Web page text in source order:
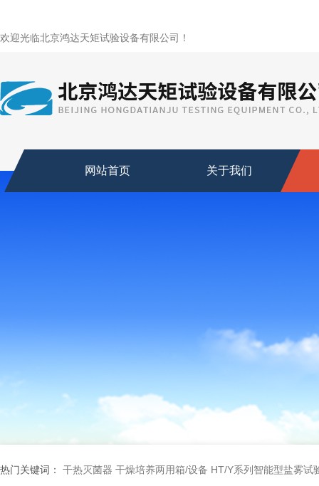
欢迎光临北京鸿达天矩试验设备有限公司！
网站首页 关于我们
热门关键词： 干热灭菌器 干燥培养两用箱/设备 HT/Y系列智能型盐雾试